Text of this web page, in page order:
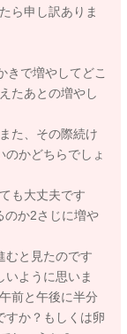
ら申し訳ありま
きで増やしてどこ
たあとの増やし
た、その際続け
かどちらでしょ
も大丈夫です
のか2さじに増や
むと見たのです
いように思いま
前と午後に半分
すか？もしくは卵